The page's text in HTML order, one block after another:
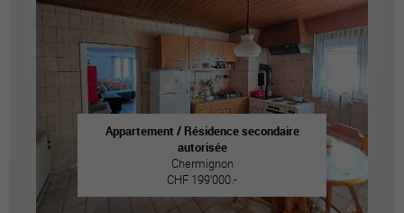
Appartement / Résidence secondaire
autorisée
Chermignon
CHF 199'000.-